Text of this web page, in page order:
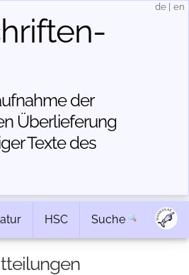
der
Über­lieferung
Texte des
de en
HSC Suche